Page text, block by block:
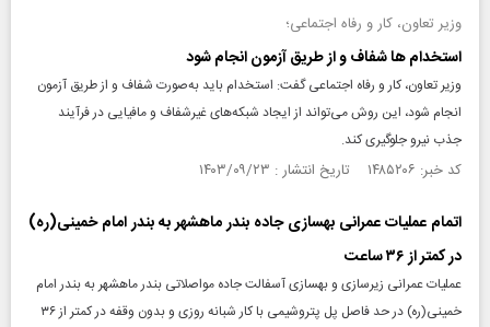
وزیر تعاون، کار و رفاه اجتماعی؛
استخدام ها شفاف و از طریق آزمون انجام شود
وزیر تعاون، کار و رفاه اجتماعی گفت: استخدام باید به‌صورت شفاف و از طریق آزمون
انجام شود، این روش می‌تواند از ایجاد شبکه‌های غیرشفاف و مافیایی در فرآیند
جذب نیرو جلوگیری کند.
کد خبر: ۱۴۸۵۲۰۶ تاریخ انتشار : ۱۴۰۳/۰۹/۲۳
اتمام عملیات عمرانی بهسازی جاده بندر ماهشهر به بندر امام خمینی(ره)
در کمتر از ۳۶ ساعت
عملیات عمرانی زیرسازی و بهسازی آسفالت جاده مواصلاتی بندر ماهشهر به بندر امام
خمینی(ره) در حد فاصل پل پتروشیمی با کار شبانه روزی و بدون وقفه در کمتر از ۳۶